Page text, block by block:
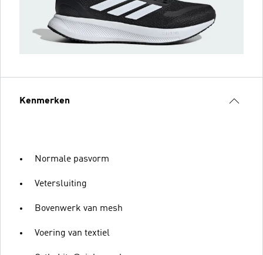
Kenmerken
Normale pasvorm
Vetersluiting
Bovenwerk van mesh
Voering van textiel